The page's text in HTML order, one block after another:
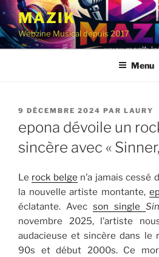
Aller
contenu
principal
MAZIK
Webzine Musical depuis 2017
Menu
PUBLIÉ
9 DÉCEMBRE 2024 PAR LAURY
epona dévoile un
sincère avec «
Le rock belge n’a jamais cessé
la nouvelle artiste montante,
éclatante. Avec son single
novembre 2025, l’artiste
audacieuse et sincère dans le
90s et début 2000s. Ce